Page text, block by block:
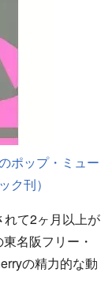
ポップ・ミュー
ク刊）
て2ヶ月以上が
名阪フリー・
の精力的な動